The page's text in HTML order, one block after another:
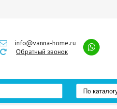
info@vanna-home.ru
Обратный звонок